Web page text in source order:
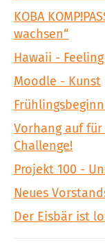
KOBA
wachsen“
Hawaii -
Moodle - Kunst
Vorhang auf für
Challenge!
Projekt 100 -
Neues
Der Eisbär ist